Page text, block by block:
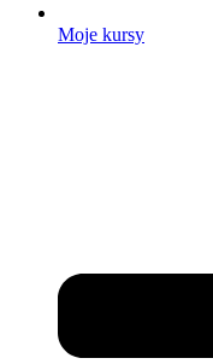
Moje kursy